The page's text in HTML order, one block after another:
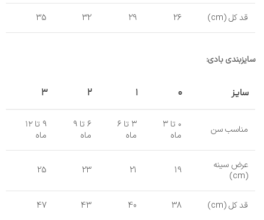
قد کل (cm) 26
29
32
35
سایزبندی بادی:
سایز ۰ ۱ ۲ ۳
مناسب سن
۰ تا ۳
ماه
۳ تا ۶
ماه
۶ تا ۹
ماه
۹ تا ۱۲
ماه
عرض سینه
(cm)
19
21
23
25
قد کل (cm) 38
40
43
47